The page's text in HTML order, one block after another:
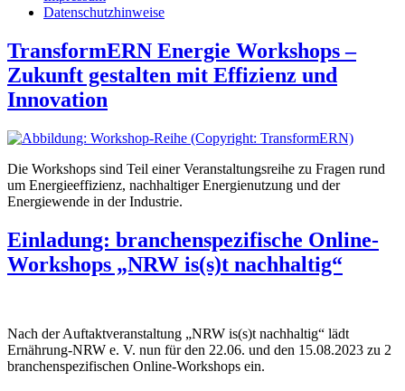
Datenschutzhinweise
TransformERN Energie Workshops –
Zukunft gestalten mit Effizienz und
Innovation
Die Workshops sind Teil einer Veranstaltungsreihe zu Fragen rund
um Energieeffizienz, nachhaltiger Energienutzung und der
Energiewende in der Industrie.
Einladung: branchenspezifische Online-
Workshops „NRW is(s)t nachhaltig“
Nach der Auftaktveranstaltung „NRW is(s)t nachhaltig“ lädt
Ernährung-NRW e. V. nun für den 22.06. und den 15.08.2023 zu 2
branchenspezifischen Online-Workshops ein.